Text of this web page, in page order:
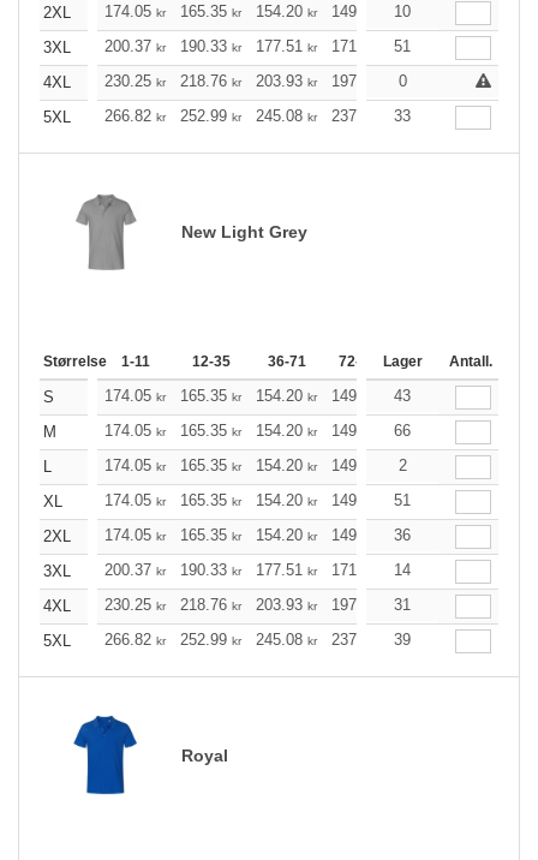
2XL 174.05 kr 165.35 kr 154.20 kr 149.19 141.72
10
3XL
200.37 kr 190.33 kr 177.51 kr 171.71 163.12
51
4XL
230.25 kr 218.76 kr 203.93 kr 197.36 182.64
0
5XL
266.82 kr 252.99 kr 245.08 kr 237.27 225.34
33
New Light Grey
Størrelse 1-11 12-35 36-71 72-143 144-287
Lager Antall.
S 174.05 kr 165.35 kr 154.20 kr 149.19 141.72
43
M
174.05 kr 165.35 kr 154.20 kr 149.19 141.72
66
L
174.05 kr 165.35 kr 154.20 kr 149.19
2
XL
174.05 kr 165.35 kr 154.20 kr 149.19 141.72
51
2XL
174.05 kr 165.35 kr 154.20 kr 149.19 141.72
36
3XL
200.37 kr 190.33 kr 177.51 kr 171.71 163.12
14
4XL
230.25 kr 218.76 kr 203.93 kr 197.36 187.54
31
5XL
266.82 kr 252.99 kr 245.08 kr 237.27 225.34
39
Royal